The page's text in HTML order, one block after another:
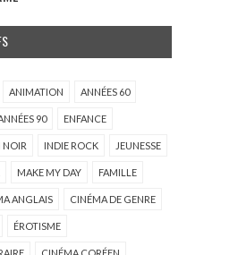
ANIMATION ANNÉES 60
90 ENFANCE
NOIR INDIE ROCK JEUNESSE
MAKE MY DAY FAMILLE
ANGLAIS CINÉMA DE GENRE
ÉROTISME